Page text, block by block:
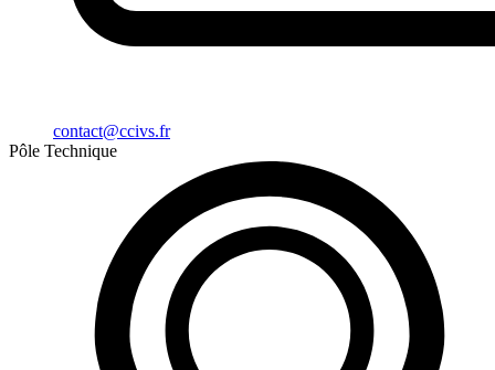
contact@ccivs.fr
Pôle Technique